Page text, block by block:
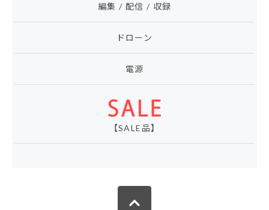
編集 / 配信 / 収録
ドローン
電源
【SALE品】